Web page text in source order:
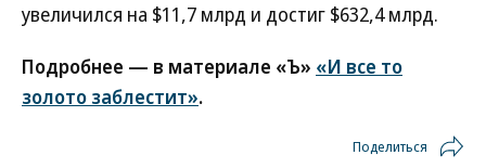
увеличился на $11,7 млрд и достиг $632,4 млрд.
Подробнее — в материале «Ъ» «И все то
золото заблестит».
Поделиться